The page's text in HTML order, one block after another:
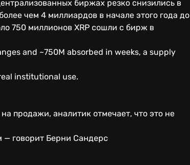
биржах резко снизились в
чем 4 миллиардов в начале этого года до
750 миллионов XRP сошли с бирж в
and ~750M absorbed in weeks, a supply
institutional use.
продажи, аналитик отмечает, что это не
— говорит Берни Сандерс